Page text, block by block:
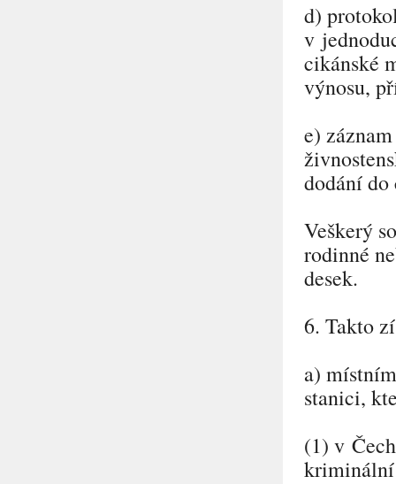
d)
v
cikánské
výnosu,
e)
dodání do
Veškerý
rodinné
desek.
6. Takto
a)
stanici,
(1) v
kriminální